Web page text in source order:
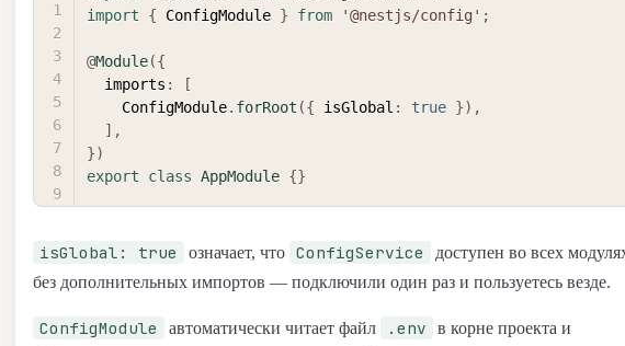
import
{ ConfigModule } from '@nestjs/config' ;
@Module({
  imports
:
[
    ConfigModule
. forRoot ({ isGlobal : true }) ,
] ,
})
export
class AppModule {}
isGlobal: true означает, что ConfigService
доступен во всех
без дополнительных импортов — подключили один раз и пользуетесь везде.
ConfigModule автоматически читает файл .env
в корне проекта и